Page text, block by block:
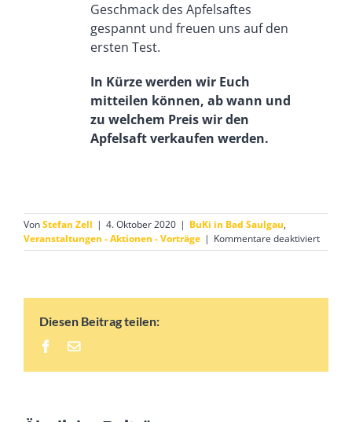
Geschmack des Apfelsaftes
gespannt und freuen uns auf den
ersten Test.
In Kürze werden wir Euch
mitteilen können, ab wann und
zu welchem Preis wir den
Apfelsaft verkaufen werden.
VonStefan Zell | 4. Oktober 2020 | BuKi in Bad Saulgau,
Veranstaltungen - Aktionen - Vorträge | Kommentare deaktiviertfür
Diesen Beitrag teilen:
Facebook
E-